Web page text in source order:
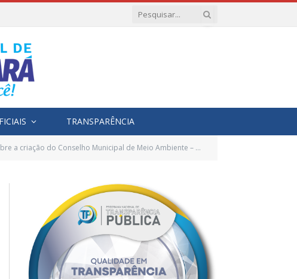
TRANSPARÊNCIA
Municipal de Meio Ambiente – CONSEMA, e dá outras providências)